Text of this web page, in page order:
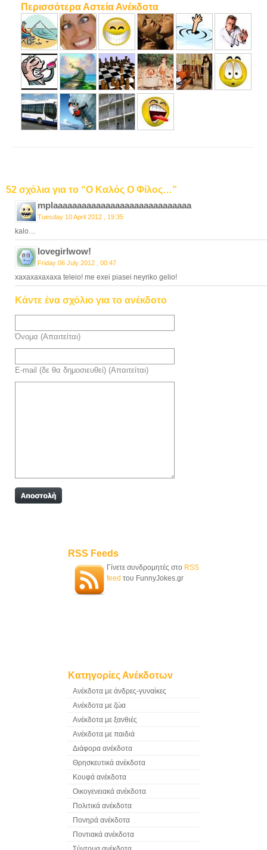
Περισσότερα Αστεία Ανέκδοτα
52 σχόλια για το “Ο Καλός Ο Φίλος…”
mplaaaaaaaaaaaaaaaaaaaaaaaaaaaaa
Tuesday 10 April 2012 , 19:35
kalo…
lovegirlwow!
Friday 06 July 2012 , 00:47
xaxaxaxaxaxa teleio! me exei piasei neyriko gelio!
Κάντε ένα σχόλιο για το ανέκδοτο
Όνομα (Απαιτείται)
E-mail (δε θα δημοσιευθεί) (Απαιτείται)
RSS Feeds
Γίνετε συνδρομητές στο RSS
feed του FunnyJokes.gr
Κατηγορίες Ανέκδοτων
Ανέκδοτα με άνδρες-γυναίκες
Ανέκδοτα με ζώα
Ανέκδοτα με ξανθιές
Ανέκδοτα με παιδιά
Διάφορα ανέκδοτα
Θρησκευτικά ανέκδοτα
Κουφά ανέκδοτα
Οικογενειακά ανέκδοτα
Πολιτικά ανέκδοτα
Πονηρά ανέκδοτα
Ποντιακά ανέκδοτα